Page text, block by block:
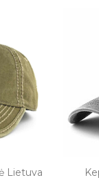
Lietuva